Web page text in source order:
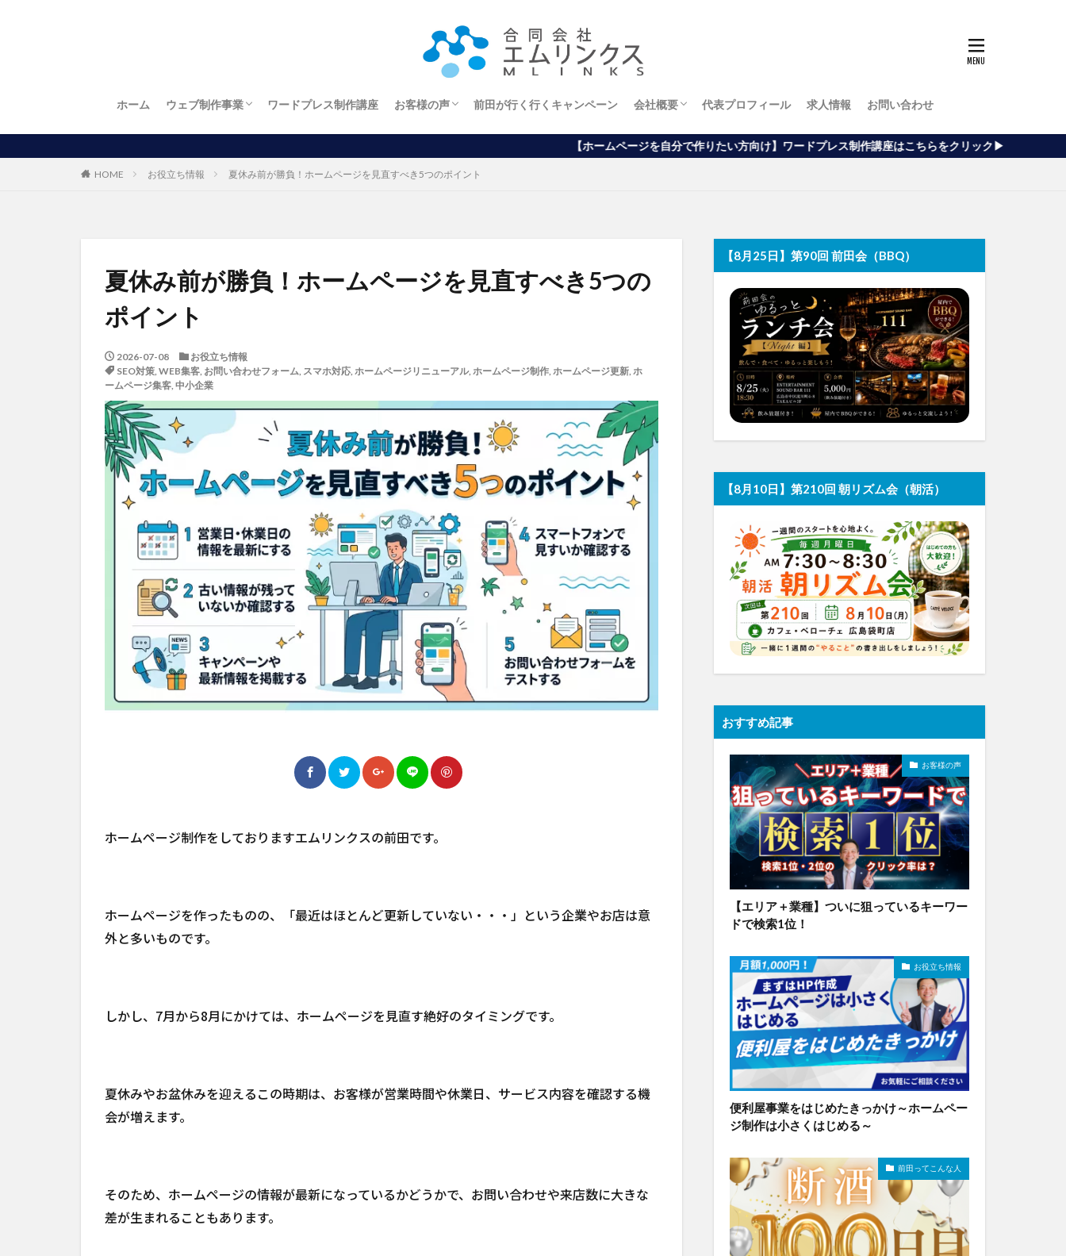
ホーム ウェブ制作事業
お店自慢
繁盛店
ワードプレス制作
LP制作（ランディングページ制作）
ロゴ制作
名刺制作
チラシ制作
お得！開業パック
パソコン出張訪問設定サービス
ワードプレス制作講座 お客様の声
エステサロンオーナー様
ホームページから
ブログから
アメブロから
前田が行く行くキャンペーン 会社概要
経営理念
代表プロフィール 求人情報 お問い合わせ
【ホームページを自分で作りたい方向け】ワードプレス制作講座はこちらをクリック▶
HOME お役立ち情報 夏休み前が勝負！ホームページを見直すべき5つのポイント
夏休み前が勝負！ホームページを見直すべき5つの
ポイント
2026-07-08
お役立ち情報
SEO対策, WEB集客, お問い合わせフォーム, スマホ対応, ホームページリニューアル, ホームページ制作, ホームページ更新, ホ
ームページ集客, 中小企業
ホームページ制作をしておりますエムリンクスの前田です。
ホームページを作ったものの、「最近はほとんど更新していない・・・」という企業やお店は意
外と多いものです。
しかし、7月から8月にかけては、ホームページを見直す絶好のタイミングです。
夏休みやお盆休みを迎えるこの時期は、お客様が営業時間や休業日、サービス内容を確認する機
会が増えます。
そのため、ホームページの情報が最新になっているかどうかで、お問い合わせや来店数に大きな
差が生まれることもあります。
【8月25日】第90回 前田会（BBQ）
【8月10日】第210回 朝リズム会（朝活）
おすすめ記事
お客様の声
【エリア＋業種】ついに狙っているキーワー
ドで検索1位！
お役立ち情報
便利屋事業をはじめたきっかけ～ホームペー
ジ制作は小さくはじめる～
前田ってこんな人